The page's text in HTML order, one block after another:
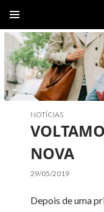
PARA
CONTEÚDO
NOTÍCIAS
NOVA
29/05/2019
Depois de uma